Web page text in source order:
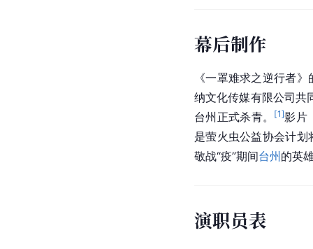
幕后制作
《一罩难求之逆行者
纳文化传媒有限公司
台州正式杀青。
[1]影片
是萤火虫公益协会计
敬战“疫”期间台州的英
演职员表